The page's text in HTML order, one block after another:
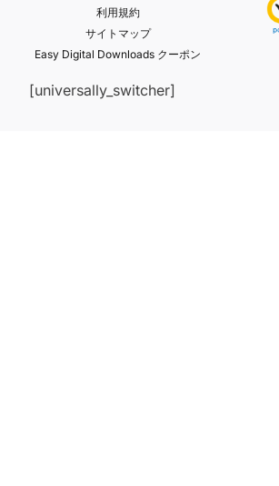
利用規約
サイトマップ
Easy Digital Downloads クーポン
[universally_switcher]